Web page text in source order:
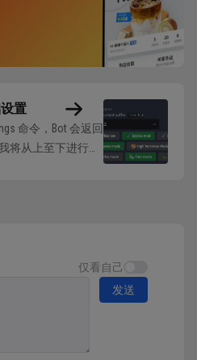
置
命令，Bot 会返回
将从上至下进行介
仅看自己
发送